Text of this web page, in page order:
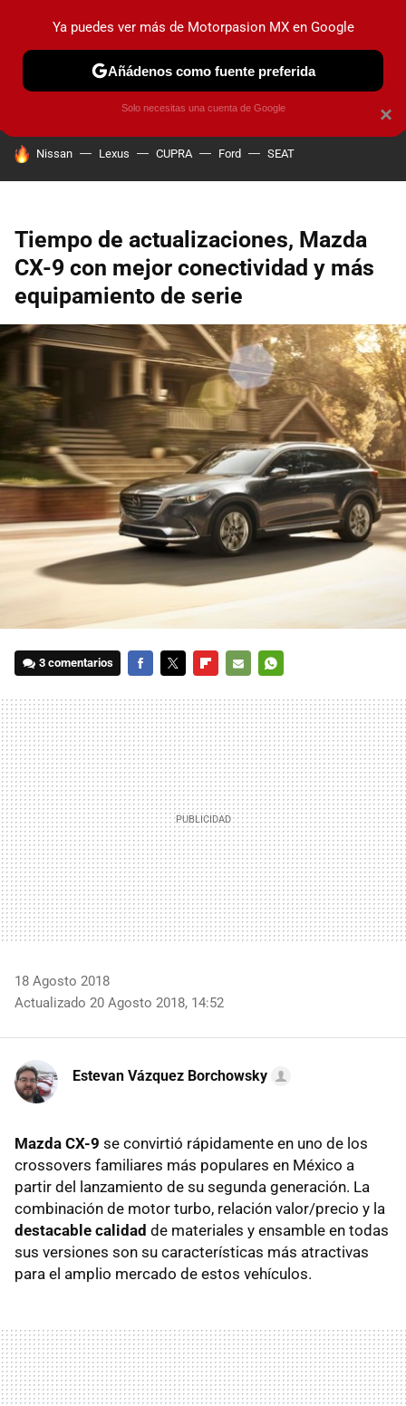
PRUEBAS INDUSTRIA HOY NO CIRCULA
HOY SE HABLA DE
Nissan Lexus CUPRA Ford SEAT
Tiempo de actualizaciones, Mazda
CX-9 con mejor conectividad y más
equipamiento de serie
3 comentarios
MAIL
18 Agosto 2018
Actualizado 20 Agosto 2018, 14:52
Estevan Vázquez Borchowsky
Mazda CX-9 se convirtió rápidamente en uno de los
crossovers familiares más populares en México a
partir del lanzamiento de su segunda generación. La
combinación de motor turbo, relación valor/precio y la
destacable calidad de materiales y ensamble en todas
sus versiones son su características más atractivas
para el amplio mercado de estos vehículos.
×
Ya puedes ver más de Motorpasion MX en Google
Añádenos como fuente preferida
Solo necesitas una cuenta de Google